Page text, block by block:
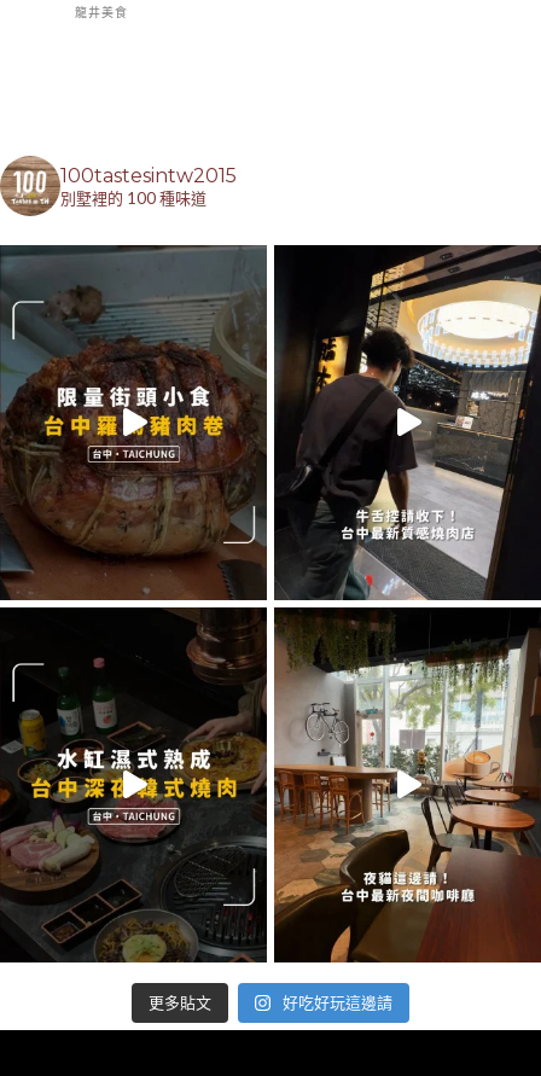
龍井美食
100tastesintw2015
別墅裡的 100 種味道
更多貼文 好吃好玩這邊請